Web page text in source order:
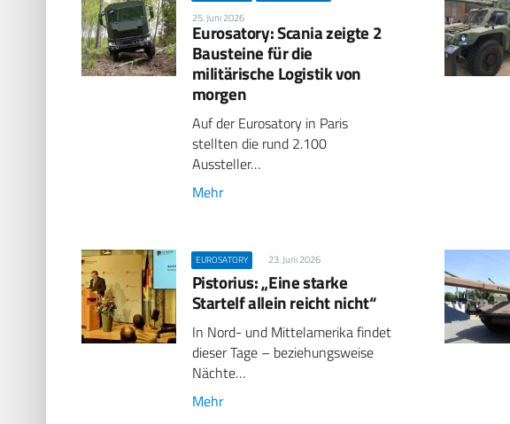
25. Juni 2026
Eurosatory: Scania zeigte 2
Bausteine für die
militärische Logistik von
morgen
Auf der Eurosatory in Paris
stellten die rund 2.100
Aussteller…
Mehr
EUROSATORY 23. Juni 2026
Pistorius: „Eine starke
Startelf allein reicht nicht“
In Nord- und Mittelamerika findet
dieser Tage – beziehungsweise
Nächte…
Mehr